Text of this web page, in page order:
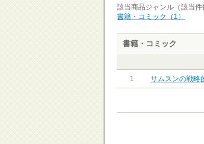
該当商品ジャンル（該当件
書籍・コミック（1）
書籍・コミック
1 サムスンの戦略